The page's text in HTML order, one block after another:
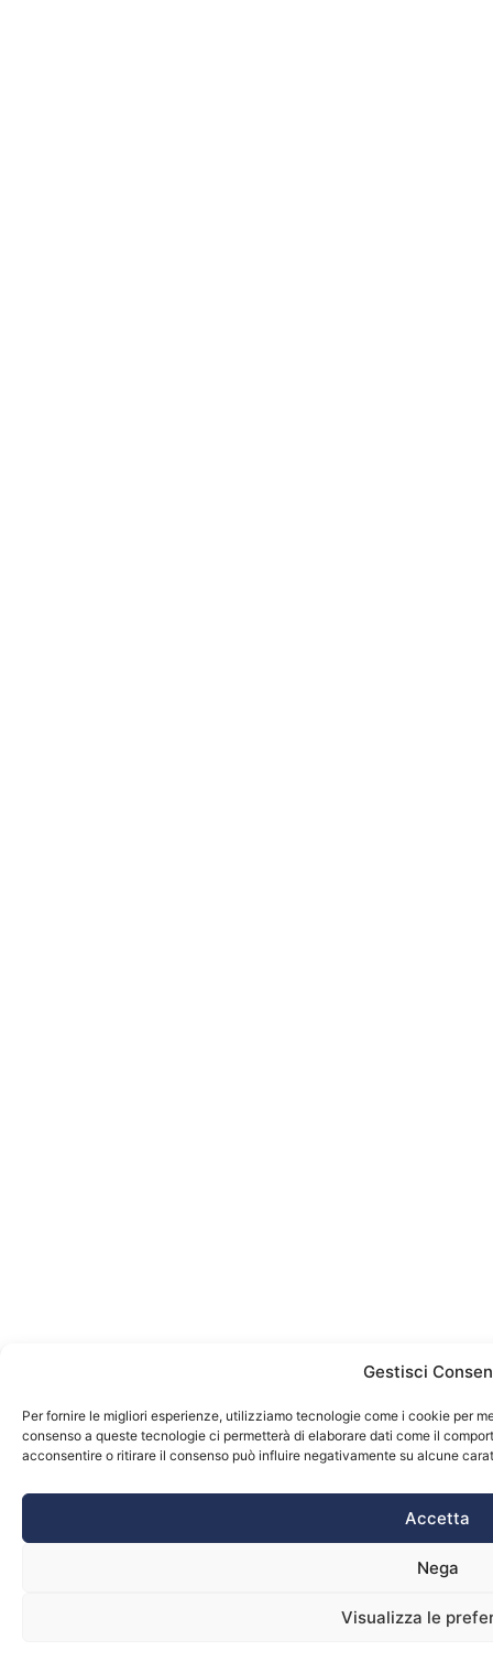
Gestisci
Per fornire le migliori esperienze, utilizziamo tecnologie come i cookie per
consenso a queste tecnologie ci permetterà di elaborare dati come il
acconsentire o ritirare il consenso può influire negativamente su alcune
Accetta
Nega
Visualizza le